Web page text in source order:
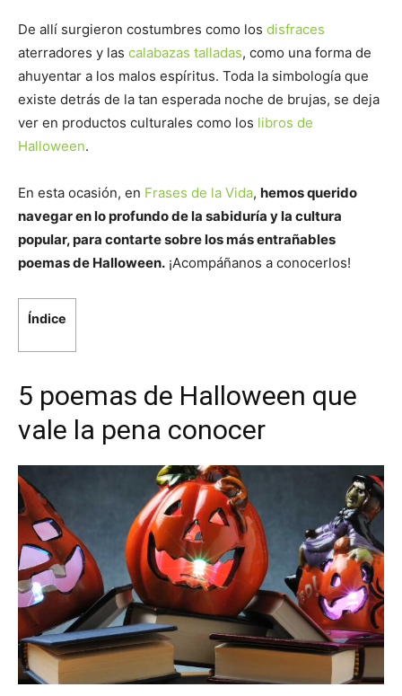
De allí surgieron costumbres como los disfraces
aterradores y las calabazas talladas, como una forma de
ahuyentar a los malos espíritus. Toda la simbología que
existe detrás de la tan esperada noche de brujas, se deja
ver en productos culturales como los libros de
Halloween.
En esta ocasión, en Frases de la Vida, hemos querido
navegar en lo profundo de la sabiduría y la cultura
popular, para contarte sobre los más entrañables
poemas de Halloween. ¡Acompáñanos a conocerlos!
Índice
5 poemas de Halloween que
vale la pena conocer